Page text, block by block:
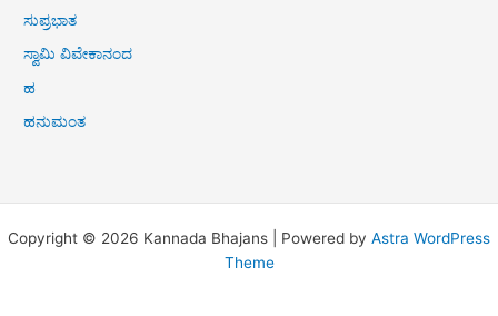
ಸುಪ್ರಭಾತ
ಸ್ವಾಮಿ ವಿವೇಕಾನಂದ
ಹ
ಹನುಮಂತ
Copyright © 2026 Kannada Bhajans | Powered by Astra WordPress
Theme